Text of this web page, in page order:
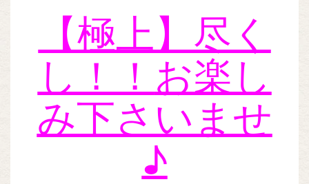
【極上】尽く
し！！ お楽し
み下さいませ
♪